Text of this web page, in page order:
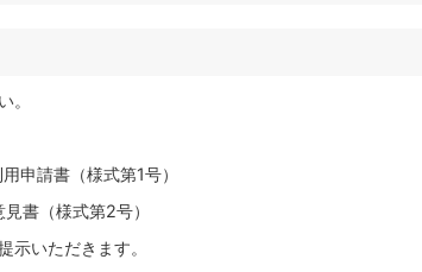
。
申請書（様式第1号）
書（様式第2号）
示いただきます。